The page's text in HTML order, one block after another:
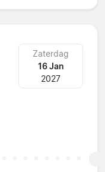
Zaterdag
16 Jan
2027